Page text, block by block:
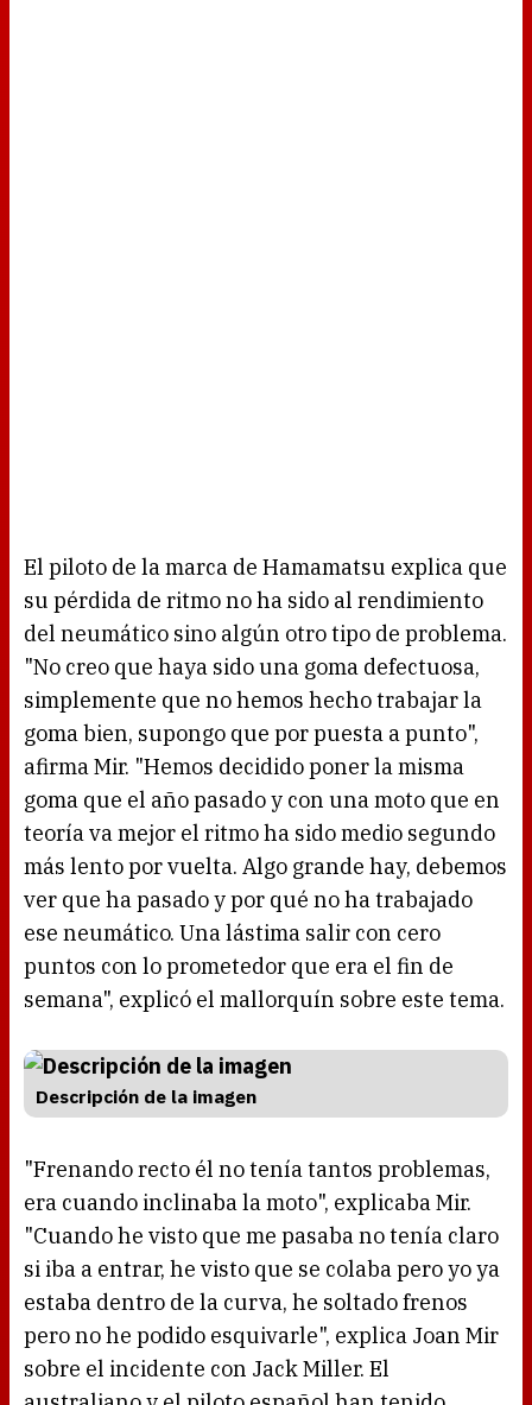
El piloto de la marca de Hamamatsu explica que
su pérdida de ritmo no ha sido al rendimiento
del neumático sino algún otro tipo de problema.
"No creo que haya sido una goma defectuosa,
simplemente que no hemos hecho trabajar la
goma bien, supongo que por puesta a punto",
afirma Mir. "Hemos decidido poner la misma
goma que el año pasado y con una moto que en
teoría va mejor el ritmo ha sido medio segundo
más lento por vuelta. Algo grande hay, debemos
ver que ha pasado y por qué no ha trabajado
ese neumático. Una lástima salir con cero
puntos con lo prometedor que era el fin de
semana", explicó el mallorquín sobre este tema.
Descripción de la imagen
"Frenando recto él no tenía tantos problemas,
era cuando inclinaba la moto", explicaba Mir.
"Cuando he visto que me pasaba no tenía claro
si iba a entrar, he visto que se colaba pero yo ya
estaba dentro de la curva, he soltado frenos
pero no he podido esquivarle", explica Joan Mir
sobre el incidente con Jack Miller. El